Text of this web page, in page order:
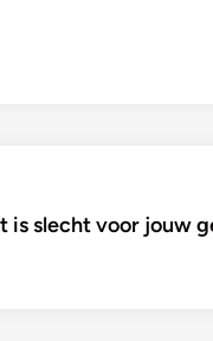
is slecht voor jouw